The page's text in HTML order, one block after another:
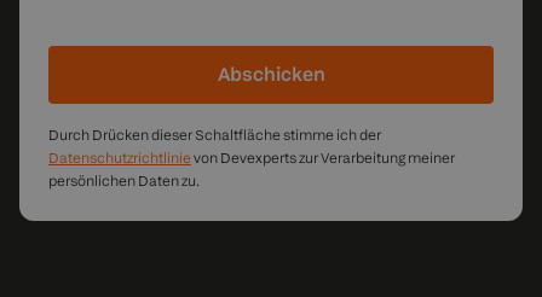
Abschicken
Durch Drücken dieser Schaltfläche stimme ich der
Datenschutzrichtlinievon Devexperts zur Verarbeitung meiner
persönlichen Daten zu.